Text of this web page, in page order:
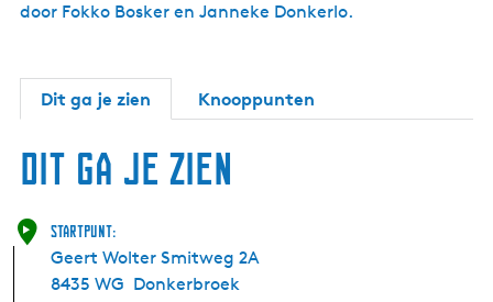
door Fokko Bosker en Janneke Donkerlo.
Dit ga je zien Knooppunten
Dit ga je zien
Startpunt:
Geert Wolter Smitweg 2A
8435 WG Donkerbroek